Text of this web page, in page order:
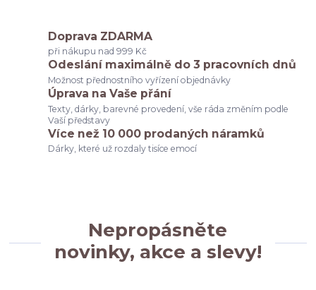
svědkyně
poděkování rodičům
svatební seznam
co potřebuju na svatbu
výběr svědkyně
dárky družičky
Doprava ZDARMA
při nákupu nad 999 Kč
Odeslání maximálně do 3 pracovních dnů
Možnost přednostního vyřízení objednávky
Úprava na Vaše přání
Texty, dárky, barevné provedení, vše ráda změním podle
Vaší představy
Více než 10 000 prodaných náramků
Dárky, které už rozdaly tisíce emocí
Nepropásněte
novinky, akce a slevy!